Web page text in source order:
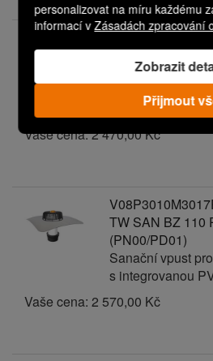
personalizovat na míru každému
informací vZásadách zpracování
Zobrazit
Přijmout
TW SAN BZ 110
Sanační vpust
Vaše cena:2 470,00 Kč
TW SAN BZ 110
(PN00/PD01)
Sanační vpust
s integrovanou
Vaše cena: 2 570,00 Kč